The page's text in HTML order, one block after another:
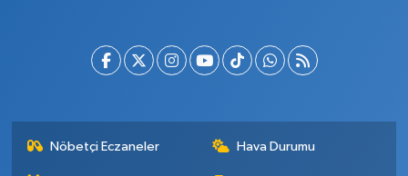
Nöbetçi Eczaneler Hava Durumu